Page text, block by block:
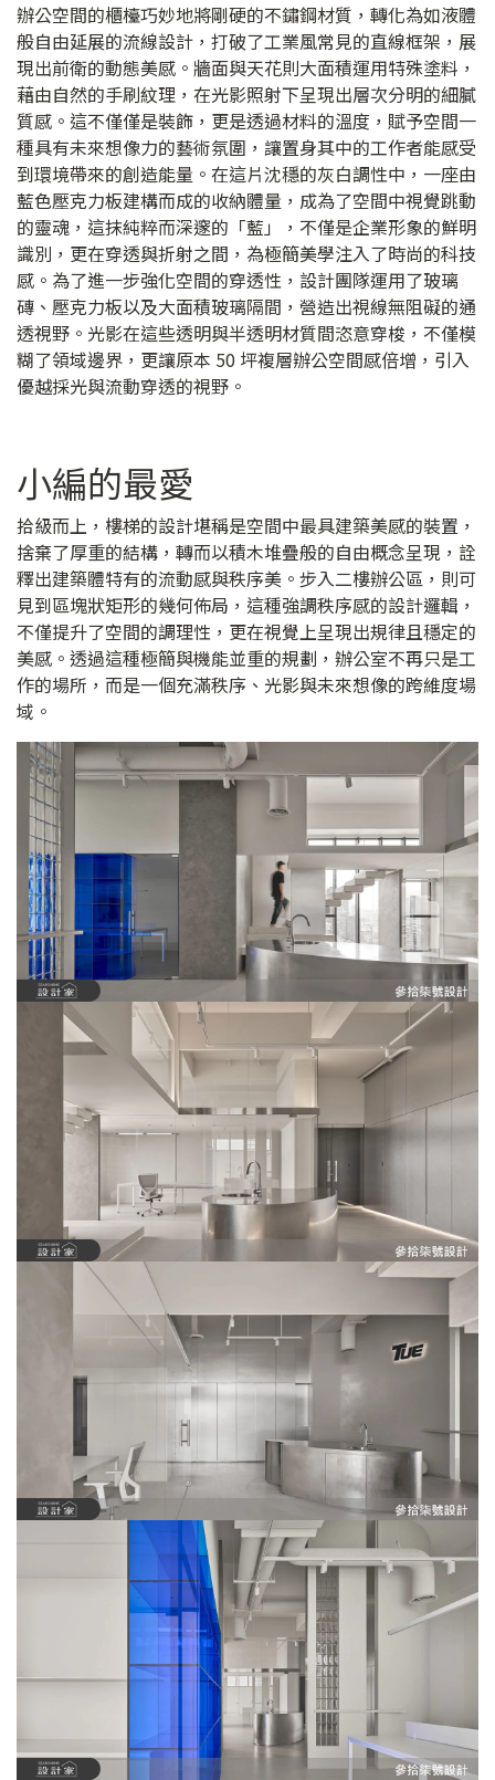
辦公空間的櫃檯巧妙地將剛硬的不鏽鋼材質，轉化為如液體
般自由延展的流線設計，打破了工業風常見的直線框架，展
現出前衛的動態美感。牆面與天花則大面積運用特殊塗料，
藉由自然的手刷紋理，在光影照射下呈現出層次分明的細膩
質感。這不僅僅是裝飾，更是透過材料的溫度，賦予空間一
種具有未來想像力的藝術氛圍，讓置身其中的工作者能感受
到環境帶來的創造能量。在這片沈穩的灰白調性中，一座由
藍色壓克力板建構而成的收納體量，成為了空間中視覺跳動
的靈魂，這抹純粹而深邃的「藍」，不僅是企業形象的鮮明
識別，更在穿透與折射之間，為極簡美學注入了時尚的科技
感。為了進一步強化空間的穿透性，設計團隊運用了玻璃
磚、壓克力板以及大面積玻璃隔間，營造出視線無阻礙的通
透視野。光影在這些透明與半透明材質間恣意穿梭，不僅模
糊了領域邊界，更讓原本 50 坪複層辦公空間感倍增，引入
優越採光與流動穿透的視野。
小編的最愛
拾級而上，樓梯的設計堪稱是空間中最具建築美感的裝置，
捨棄了厚重的結構，轉而以積木堆疊般的自由概念呈現，詮
釋出建築體特有的流動感與秩序美。步入二樓辦公區，則可
見到區塊狀矩形的幾何佈局，這種強調秩序感的設計邏輯，
不僅提升了空間的調理性，更在視覺上呈現出規律且穩定的
美感。透過這種極簡與機能並重的規劃，辦公室不再只是工
作的場所，而是一個充滿秩序、光影與未來想像的跨維度場
域。